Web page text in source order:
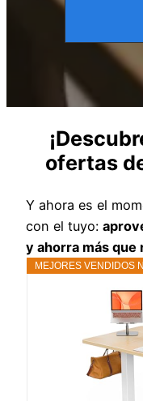
ofertas
Y ahora es el
con el tuyo:
y ahorra más que
MEJORES VENDIDOS